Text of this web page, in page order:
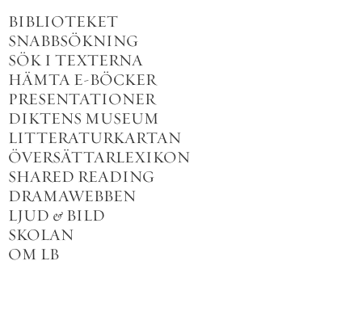
BIBLIOTEKET
SNABBSÖKNING
SÖK I TEXTERNA
HÄMTA E-BÖCKER
PRESENTATIONER
DIKTENS MUSEUM
LITTERATURKARTAN
ÖVERSÄTTARLEXIKON
SHARED READING
DRAMAWEBBEN
LJUD & BILD
SKOLAN
OM LB